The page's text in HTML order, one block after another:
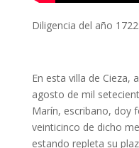
Diligencia del año 1722:
En esta villa de Cieza,
agosto de mil
Marín, escribano, doy
veinticinco de dicho
estando repleta su